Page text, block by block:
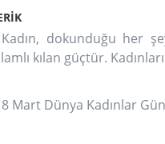
Kadın, dokunduğu her
kılan güçtür.
8 Mart Dünya Kadınlar